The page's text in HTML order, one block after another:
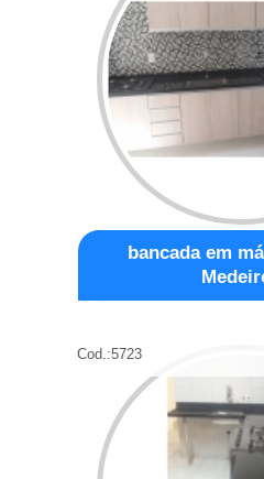
bancada em
Cod.:5723